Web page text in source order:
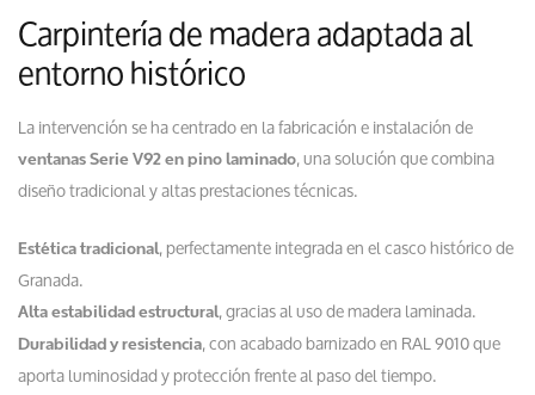
Carpintería de madera adaptada al
entorno histórico
La intervención se ha centrado en la fabricación e instalación de
ventanas Serie V92 en pino laminado, una solución que combina
diseño tradicional y altas prestaciones técnicas.
Estética tradicional, perfectamente integrada en el casco histórico de
Granada.
Alta estabilidad estructural, gracias al uso de madera laminada.
Durabilidad y resistencia, con acabado barnizado en RAL 9010 que
aporta luminosidad y protección frente al paso del tiempo.